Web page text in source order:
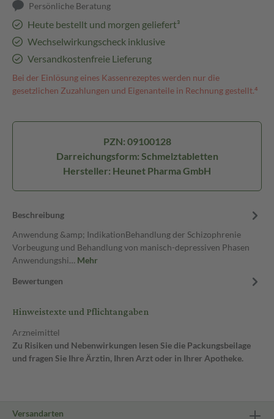
Persönliche Beratung
Heute bestellt und morgen geliefert³
Wechselwirkungscheck inklusive
Versandkostenfreie Lieferung
Bei der Einlösung eines Kassenrezeptes werden nur die
gesetzlichen Zuzahlungen und Eigenanteile in Rechnung gestellt.⁴
PZN: 09100128
Darreichungsform: Schmelztabletten
Hersteller: Heunet Pharma GmbH
Beschreibung
Anwendung &amp; IndikationBehandlung der Schizophrenie
Vorbeugung und Behandlung von manisch-depressiven Phasen
Anwendungshi… Mehr
Bewertungen
Hinweistexte und Pflichtangaben
Arzneimittel
Zu Risiken und Nebenwirkungen lesen Sie die Packungsbeilage
und fragen Sie Ihre Ärztin, Ihren Arzt oder in Ihrer Apotheke.
Versandarten